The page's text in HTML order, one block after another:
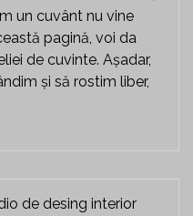
un cuvânt nu vine
pagină, voi da
de cuvinte. Așadar,
și să rostim liber,